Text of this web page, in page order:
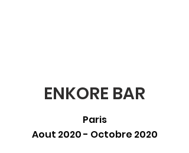
ENKORE BAR
Paris
Aout 2020 - Octobre 2020